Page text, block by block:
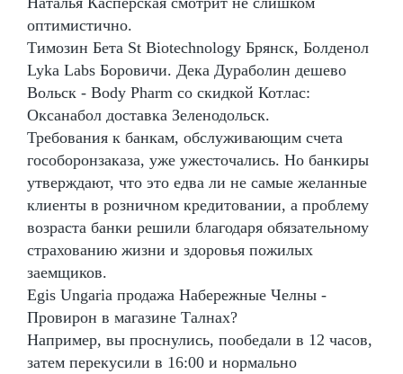
оптимистично.
Tимозин Бета St Biotechnology Брянск, Болденол
Lyka Labs Боровичи. Дека Дураболин дешево
Вольск - Body Pharm со скидкой Котлас:
Оксанабол доставка Зеленодольск.
Требования к банкам, обслуживающим счета
гособоронзаказа, уже ужесточались. Но банкиры
утверждают, что это едва ли не самые желанные
клиенты в розничном кредитовании, а проблему
возраста банки решили благодаря обязательному
страхованию жизни и здоровья пожилых
заемщиков.
Egis Ungaria продажа Набережные Челны -
Провирон в магазине Талнах?
Например, вы проснулись, пообедали в 12 часов,
затем перекусили в 16:00 и нормально